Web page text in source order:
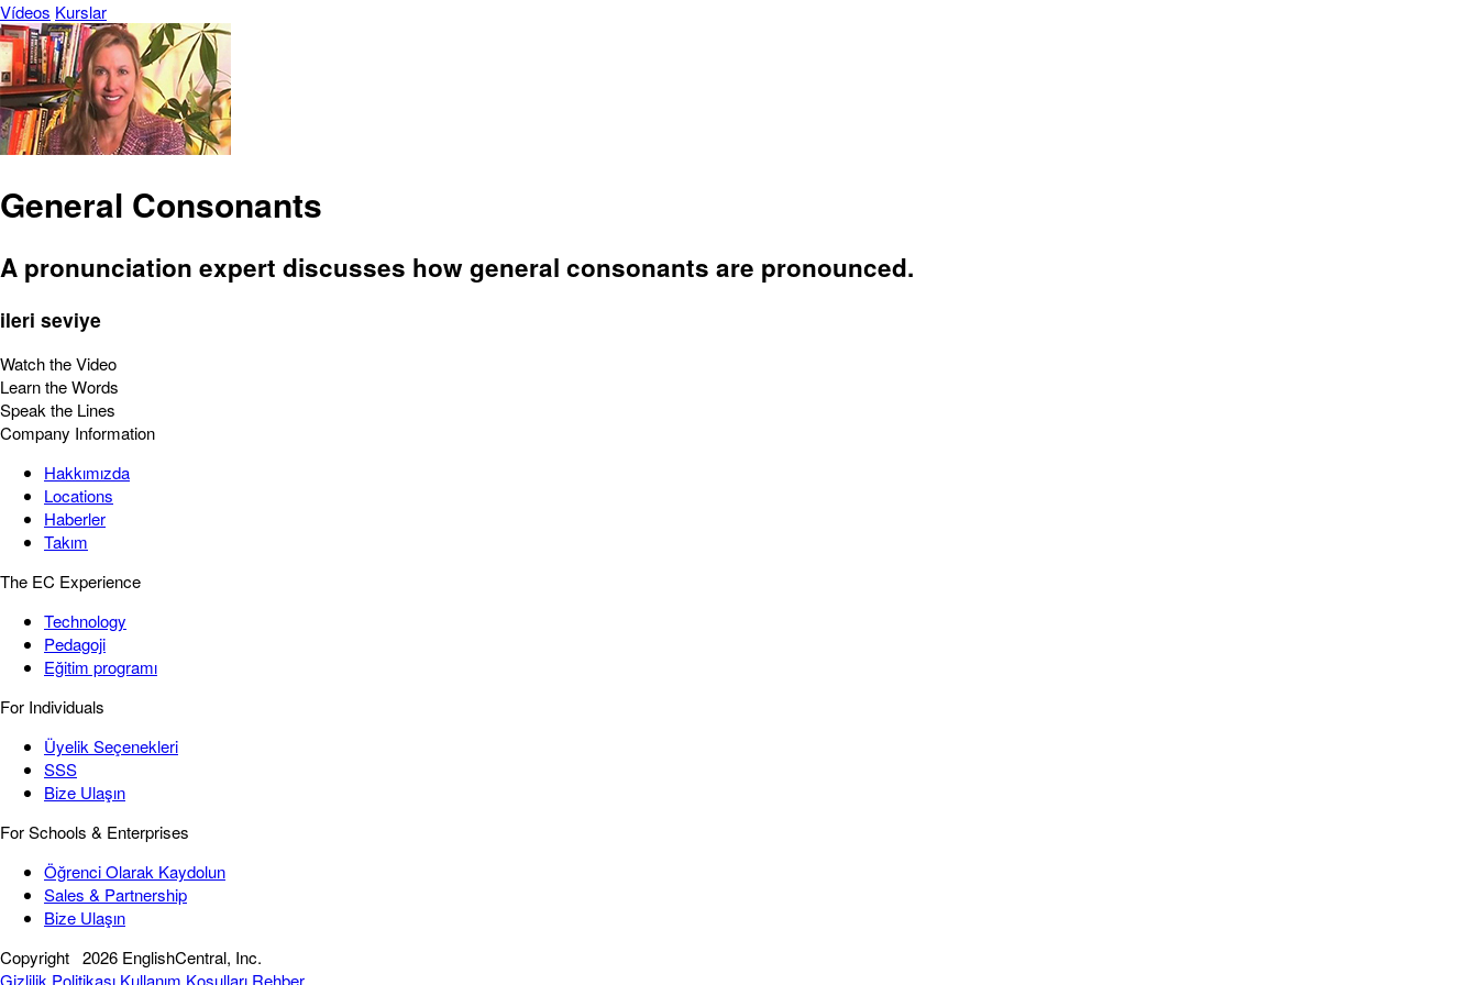
Vídeos Kurslar
General Consonants
A pronunciation expert discusses how general consonants are pronounced.
ileri seviye
Watch the Video
Learn the Words
Speak the Lines
Company Information
Hakkımızda
Locations
Haberler
Takım
The EC Experience
Technology
Pedagoji
Eğitim programı
For Individuals
Üyelik Seçenekleri
SSS
Bize Ulaşın
For Schools & Enterprises
Öğrenci Olarak Kaydolun
Sales & Partnership
Bize Ulaşın
Copyright 2026 EnglishCentral, Inc.